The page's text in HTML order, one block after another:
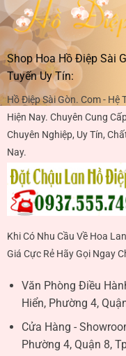
Shop Hoa Hồ Điệp Sài
Tuyến Uy Tín:
Hồ Điệp Sài Gòn. Com -
Hiện Nay. Chuyên Cung
Chuyên Nghiệp, Uy Tín,
Nay.
Khi Có Nhu Cầu Về Hoa
Giá Cực Rẻ Hãy Gọi Ngay
Văn Phòng Điều
Hiển, Phường 4,
Cửa Hàng -
Phường 4, Quận 8,